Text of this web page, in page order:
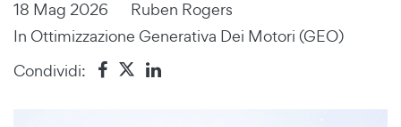
18 Mag 2026
Ruben Rogers
In Ottimizzazione Generativa Dei Motori (GEO)
Condividi: